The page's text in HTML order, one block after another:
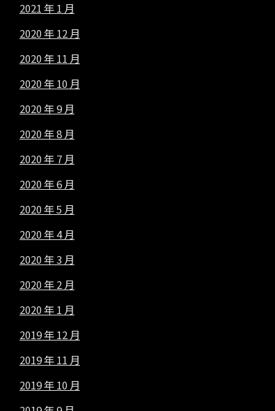
2021 年 1 月
2020 年 12 月
2020 年 11 月
2020 年 10 月
2020 年 9 月
2020 年 8 月
2020 年 7 月
2020 年 6 月
2020 年 5 月
2020 年 4 月
2020 年 3 月
2020 年 2 月
2020 年 1 月
2019 年 12 月
2019 年 11 月
2019 年 10 月